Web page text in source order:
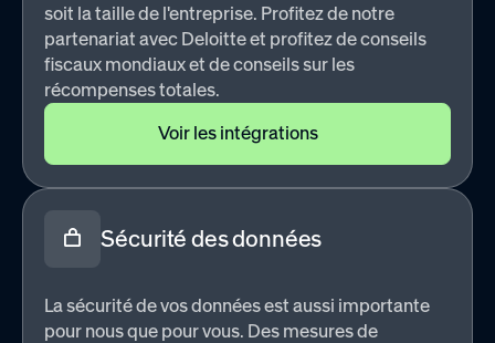
soit la taille de l'entreprise. Profitez de notre
partenariat avec Deloitte et profitez de conseils
fiscaux mondiaux et de conseils sur les
récompenses totales.
Voir les intégrations
Sécurité des données
La sécurité de vos données est aussi importante
pour nous que pour vous. Des mesures de